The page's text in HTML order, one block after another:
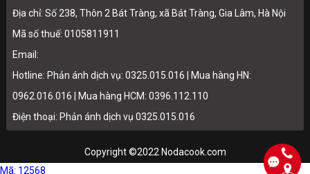
Địa chỉ: Số 238, Thôn 2 Bát Tràng, xã Bát Tràng, Gia Lâm, Hà Nội
Mã số thuế: 0105811911
Email:
Hotline: Phản ánh dịch vụ: 0325.015.016 | Mua hàng HN:
0962.016.016 | Mua hàng HCM: 0396.112.110
Điện thoại: Phản ánh dịch vụ 0325.015.016
Copyright ©2022 Nodacook.com
Mã: 12568